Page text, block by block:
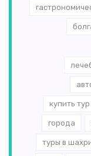
купить
города
туры в